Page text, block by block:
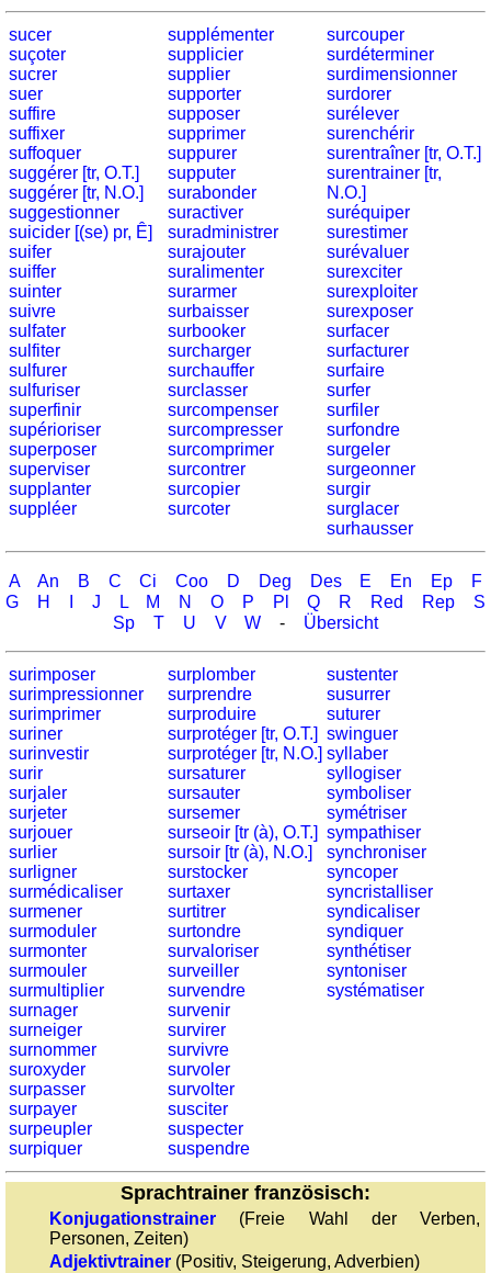
Geografiequiz
Länderquiz
Flüsse-
und
Städtequiz
Flaggen-,
Wappen-
und
Münzenquiz
Städte-
und
Länderquiz
weitere
Gehirntraining
Rechentrainer
Puzzle
Quiz
Suchbild
Tierquiz
sucer
suçoter
sucrer
suer
suffire
suffixer
suffoquer
suggérer [tr, O.T.]
suggérer [tr, N.O.]
suggestionner
suicider [(se) pr, Ê]
suifer
suiffer
suinter
suivre
sulfater
sulfiter
sulfurer
sulfuriser
superfinir
supérioriser
superposer
superviser
supplanter
suppléer
supplémenter
supplicier
supplier
supporter
supposer
supprimer
suppurer
supputer
surabonder
suractiver
suradministrer
surajouter
suralimenter
surarmer
surbaisser
surbooker
surcharger
surchauffer
surclasser
surcompenser
surcompresser
surcomprimer
surcontrer
surcopier
surcoter
surcouper
surdéterminer
surdimensionner
surdorer
surélever
surenchérir
surentraîner [tr, O.T.]
surentrainer [tr,
N.O.]
suréquiper
surestimer
surévaluer
surexciter
surexploiter
surexposer
surfacer
surfacturer
surfaire
surfer
surfiler
surfondre
surgeler
surgeonner
surgir
surglacer
surhausser
A An B C Ci Coo D Deg Des E En Ep
F
G
H J L M N O P Pl Q R Red Rep
S
Sp
T U V W - Übersicht
surimposer
surimpressionner
surimprimer
suriner
surinvestir
surir
surjaler
surjeter
surjouer
surlier
surligner
surmédicaliser
surmener
surmoduler
surmonter
surmouler
surmultiplier
surnager
surneiger
surnommer
suroxyder
surpasser
surpayer
surpeupler
surpiquer
surplomber
surprendre
surproduire
surprotéger [tr, O.T.]
surprotéger [tr, N.O.]
sursaturer
sursauter
sursemer
surseoir [tr (à), O.T.]
sursoir [tr (à), N.O.]
surstocker
surtaxer
surtitrer
surtondre
survaloriser
surveiller
survendre
survenir
survirer
survivre
survoler
survolter
susciter
suspecter
suspendre
sustenter
susurrer
suturer
swinguer
syllaber
syllogiser
symboliser
symétriser
sympathiser
synchroniser
syncoper
syncristalliser
syndicaliser
syndiquer
synthétiser
syntoniser
systématiser
Sprachtrainer französisch:
Konjugationstrainer (Freie Wahl der Verben,
Personen, Zeiten)
Adjektivtrainer (Positiv, Steigerung, Adverbien)